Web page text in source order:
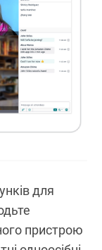
для
пристрою